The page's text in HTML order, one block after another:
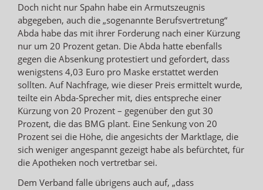
Doch nicht nur Spahn habe ein Armutszeugnis
abgegeben, auch die „sogenannte Berufsvertretung“
Abda habe das mit ihrer Forderung nach einer Kürzung
nur um 20 Prozent getan. Die Abda hatte ebenfalls
gegen die Absenkung protestiert und gefordert, dass
wenigstens 4,03 Euro pro Maske erstattet werden
sollten. Auf Nachfrage, wie dieser Preis ermittelt wurde,
teilte ein Abda-Sprecher mit, dies entspreche einer
Kürzung von 20 Prozent – gegenüber den gut 30
Prozent, die das BMG plant. Eine Senkung von 20
Prozent sei die Höhe, die angesichts der Marktlage, die
sich weniger angespannt gezeigt habe als befürchtet, für
die Apotheken noch vertretbar sei.
Dem Verband falle übrigens auch auf, „dass